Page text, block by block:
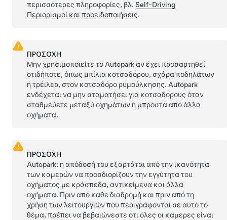
περισσότερες πληροφορίες, βλ.Self-Driving
Περιορισμοί και προειδοποιήσεις.
ΠΡΟΣΟΧΗ
Μην χρησιμοποιείτε το Autoparkαν έχει προσαρτηθεί
οτιδήποτε, όπως μπίλια κοτσαδόρου, σχάρα ποδηλάτων
ή τρέιλερ, στον κοτσαδόρο ρυμούλκησης. Autopark
ενδέχεται να μην σταματήσει για κοτσαδόρους όταν
σταθμεύετε μεταξύ οχημάτων ή μπροστά από άλλα
οχήματα.
ΠΡΟΣΟΧΗ
Autopark: η απόδοσή του εξαρτάται από την ικανότητα
των καμερών να προσδιορίζουν την εγγύτητα του
οχήματος με κράσπεδα, αντικείμενα και άλλα
οχήματα. Πριν από κάθε διαδρομή και πριν από τη
χρήση των λειτουργιών που περιγράφονται σε αυτό το
θέμα, πρέπει να βεβαιώνεστε ότι όλες οι κάμερες είναι